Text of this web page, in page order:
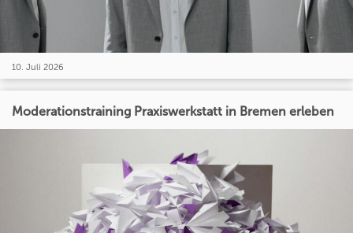
10. Juli 2026
Moderationstraining Praxiswerkstatt in Bremen erleben